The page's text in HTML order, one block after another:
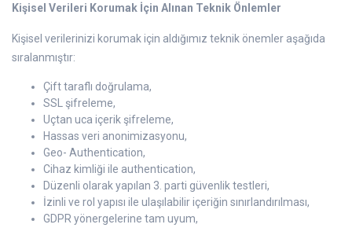
Kişisel Verileri Korumak İçin Alınan Teknik Önlemler
Kişisel verilerinizi korumak için aldığımız teknik önemler aşağıda
sıralanmıştır:
Çift taraflı doğrulama,
SSL şifreleme,
Uçtan uca içerik şifreleme,
Hassas veri anonimizasyonu,
Geo- Authentication,
Cihaz kimliği ile authentication,
Düzenli olarak yapılan 3. parti güvenlik testleri,
İzinli ve rol yapısı ile ulaşılabilir içeriğin sınırlandırılması,
GDPR yönergelerine tam uyum,